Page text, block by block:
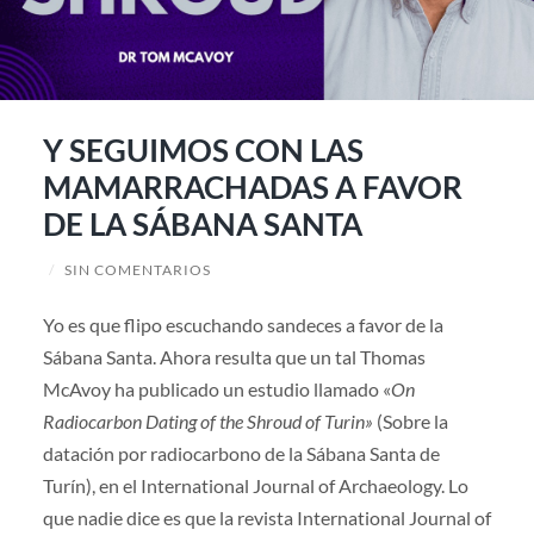
Y SEGUIMOS CON LAS
MAMARRACHADAS A FAVOR
DE LA SÁBANA SANTA
/ SIN COMENTARIOS
Yo es que flipo escuchando sandeces a favor de la
Sábana Santa. Ahora resulta que un tal Thomas
McAvoy ha publicado un estudio llamado «On
Radiocarbon Dating of the Shroud of Turin» (Sobre la
datación por radiocarbono de la Sábana Santa de
Turín), en el International Journal of Archaeology. Lo
que nadie dice es que la revista International Journal of